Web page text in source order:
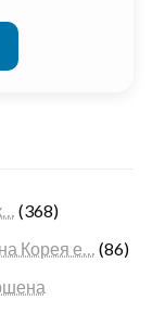
(368)
Корея е… (86)